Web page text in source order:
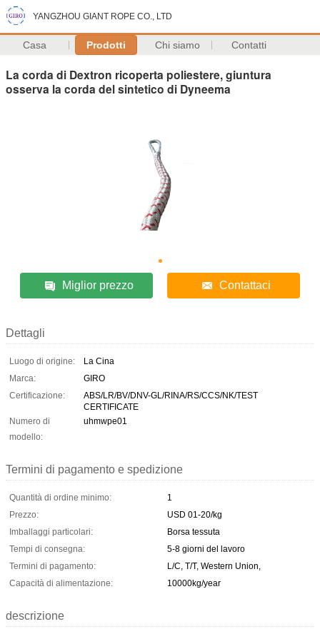
YANGZHOU GIANT ROPE CO., LTD
Casa Prodotti Chi siamo Contatti
La corda di Dextron ricoperta poliestere, giuntura
osserva la corda del sintetico di Dyneema
Miglior prezzo Contattaci
Dettagli
Luogo di origine:
La Cina
Marca:
GIRO
Certificazione:
ABS/LR/BV/DNV-GL/RINA/RS/CCS/NK/TEST
CERTIFICATE
Numero di
modello:
uhmwpe01
Termini di pagamento e spedizione
Quantità di ordine minimo:
1
Prezzo:
USD 01-20/kg
Imballaggi particolari:
Borsa tessuta
Tempi di consegna:
5-8 giorni del lavoro
Termini di pagamento:
L/C, T/T, Western Union,
Capacità di alimentazione:
10000kg/year
descrizione